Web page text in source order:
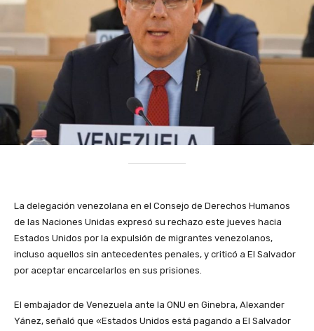
La delegación venezolana en el Consejo de Derechos Humanos
de las Naciones Unidas expresó su rechazo este jueves hacia
Estados Unidos por la expulsión de migrantes venezolanos,
incluso aquellos sin antecedentes penales, y criticó a El Salvador
por aceptar encarcelarlos en sus prisiones.
El embajador de Venezuela ante la ONU en Ginebra, Alexander
Yánez, señaló que «Estados Unidos está pagando a El Salvador